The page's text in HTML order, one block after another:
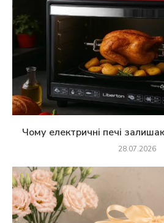
Чому електричні печі
28.07.2026